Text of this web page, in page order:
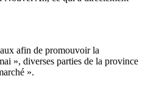
afin de promouvoir la
», diverses parties de la province
».